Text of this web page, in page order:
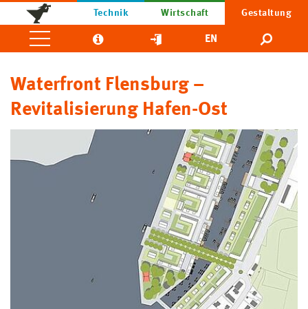
Technik Wirtschaft Gestaltung
EN
Waterfront Flensburg –
Revitalisierung Hafen-Ost